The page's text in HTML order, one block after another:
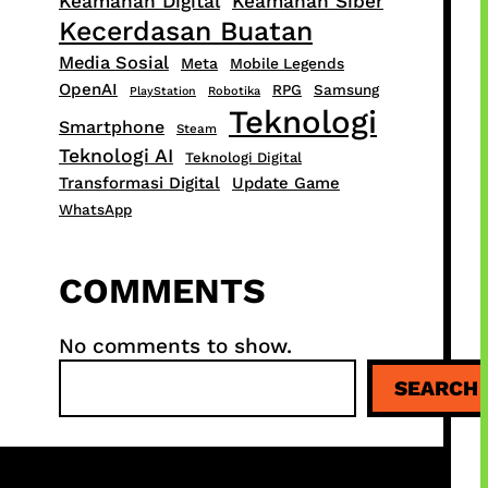
Kecerdasan Buatan
Media Sosial Meta Mobile Legends
OpenAI PlayStation Robotika RPG Samsung
Smartphone Steam Teknologi
Teknologi AI Teknologi Digital
Transformasi Digital Update Game
WhatsApp
COMMENTS
No comments to show.
a
r
SEARCH